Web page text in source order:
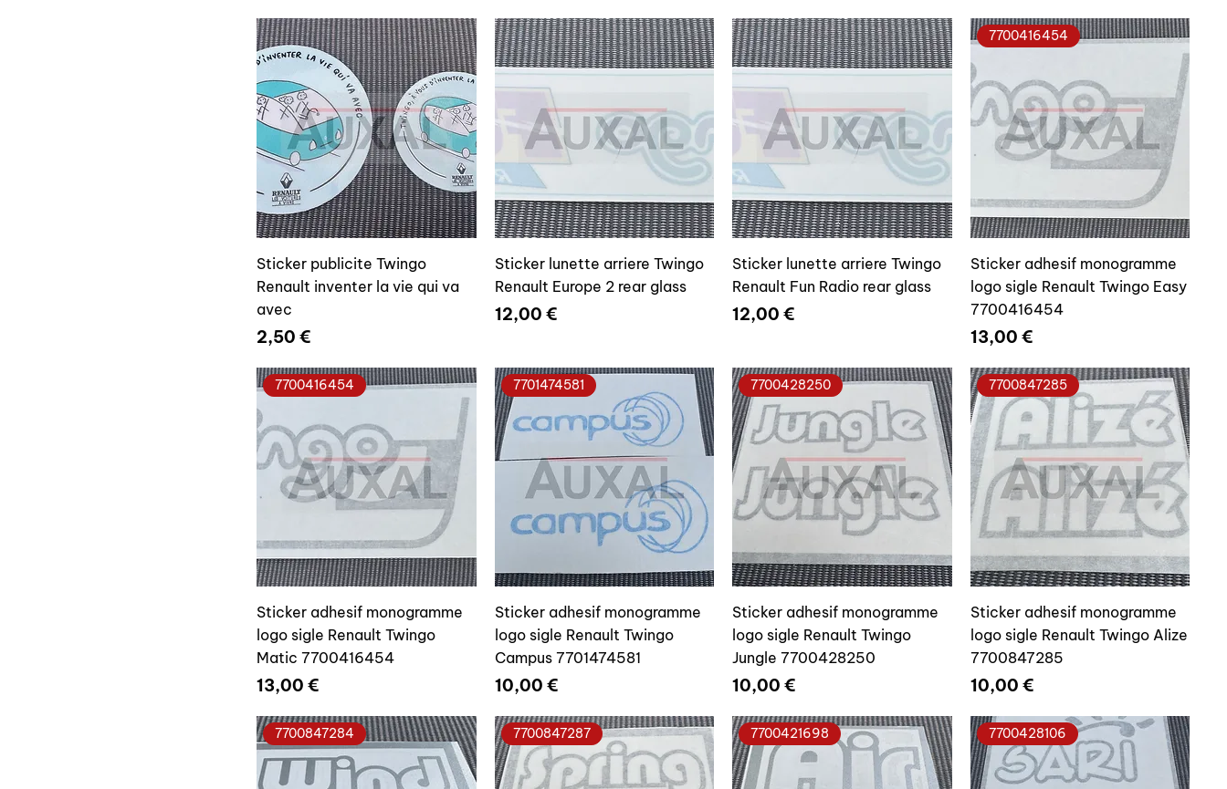
Sticker publicite Twingo
Renault inventer la vie qui va
avec
Prix
2,50 €
Sticker lunette arriere Twingo
Renault Europe 2 rear glass
Prix
12,00 €
Sticker lunette arriere Twingo
Renault Fun Radio rear glass
Prix
12,00 €
7700416454
Sticker adhesif monogramme
logo sigle Renault Twingo Easy
7700416454
Prix
13,00 €
7700416454
Sticker adhesif monogramme
logo sigle Renault Twingo
Matic 7700416454
Prix
13,00 €
7701474581
Sticker adhesif monogramme
logo sigle Renault Twingo
Campus 7701474581
Prix
10,00 €
7700428250
Sticker adhesif monogramme
logo sigle Renault Twingo
Jungle 7700428250
Prix
10,00 €
7700847285
Sticker adhesif monogramme
logo sigle Renault Twingo Alize
7700847285
Prix
10,00 €
7700847284 7700847287 7700421698 7700428106